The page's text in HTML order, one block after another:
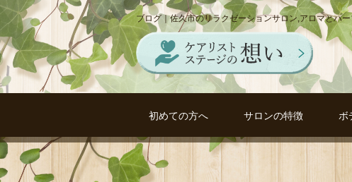
ブログ｜佐久市のリラクゼーションサロン,アロマとハ
初めての方へ サロンの特徴 ボ